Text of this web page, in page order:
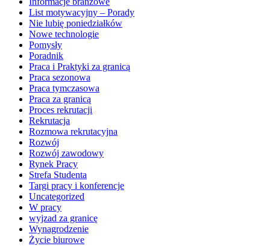
List motywacyjny – Porady
Nie lubię poniedziałków
Nowe technologie
Pomysły
Poradnik
Praca i Praktyki za granicą
Praca sezonowa
Praca tymczasowa
Praca za granicą
Proces rekrutacji
Rekrutacja
Rozmowa rekrutacyjna
Rozwój
Rozwój zawodowy
Rynek Pracy
Strefa Studenta
Targi pracy i konferencje
Uncategorized
W pracy
wyjzad za granicę
Wynagrodzenie
Życie biurowe